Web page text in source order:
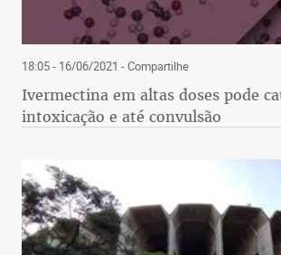
18:05 - 16/06/2021 - Compartilhe
Ivermectina em altas doses pode
intoxicação e até convulsão